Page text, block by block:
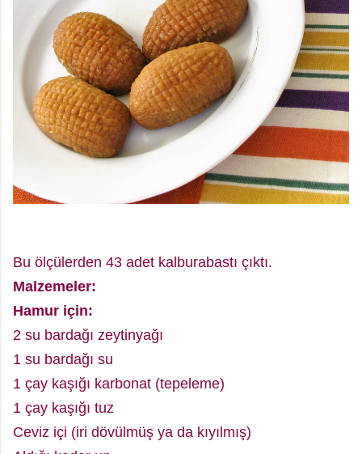
Bu ölçülerden 43 adet kalburabastı çıktı.
Malzemeler:
Hamur için:
2 su bardağı zeytinyağı
1 su bardağı su
1 çay kaşığı karbonat (tepeleme)
1 çay kaşığı tuz
Ceviz içi (iri dövülmüş ya da kıyılmış)